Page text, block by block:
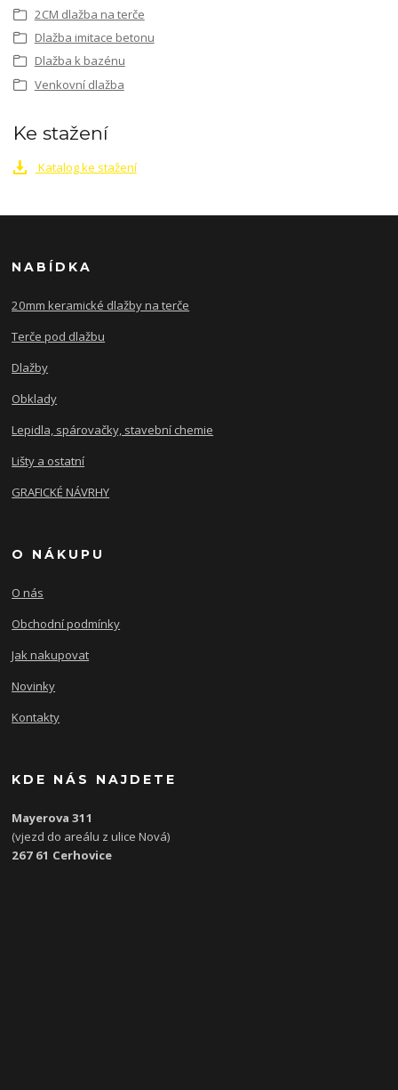
2CM dlažba na terče
Dlažba imitace betonu
Dlažba k bazénu
Venkovní dlažba
Ke stažení
Katalog ke stažení
NABÍDKA
20mm keramické dlažby na terče
Terče pod dlažbu
Dlažby
Obklady
Lepidla, spárovačky, stavební chemie
Lišty a ostatní
GRAFICKÉ NÁVRHY
O NÁKUPU
O nás
Obchodní podmínky
Jak nakupovat
Novinky
Kontakty
KDE NÁS NAJDETE
Mayerova 311
(vjezd do areálu z ulice Nová)
267 61 Cerhovice